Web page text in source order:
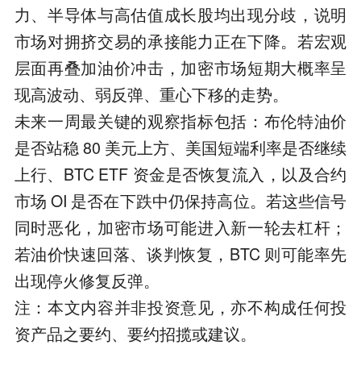
力、半导体与高估值成长股均出现分歧，说明
市场对拥挤交易的承接能力正在下降。若宏观
层面再叠加油价冲击，加密市场短期大概率呈
现高波动、弱反弹、重心下移的走势。
未来一周最关键的观察指标包括：布伦特油价
是否站稳 80 美元上方、美国短端利率是否继续
上行、BTC ETF 资金是否恢复流入，以及合约
市场 OI 是否在下跌中仍保持高位。若这些信号
同时恶化，加密市场可能进入新一轮去杠杆；
若油价快速回落、谈判恢复，BTC 则可能率先
出现停火修复反弹。
注：本文内容并非投资意见，亦不构成任何投
资产品之要约、要约招揽或建议。